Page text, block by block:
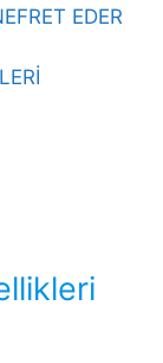
EDER